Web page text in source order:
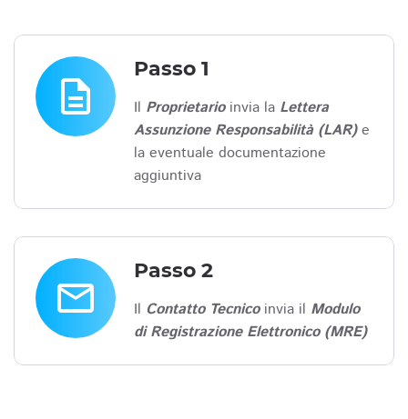
description
Passo 1
Il Proprietarioinvia la Lettera
Assunzione Responsabilità (LAR)e
la eventuale documentazione
aggiuntiva
email
Passo 2
Il Contatto Tecnicoinvia il Modulo
di Registrazione Elettronico (MRE)